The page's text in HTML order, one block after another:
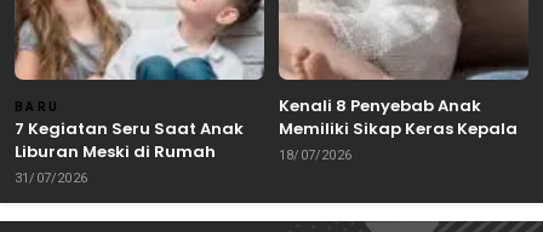
BARU
7 Kegiatan Seru Saat Anak
Liburan Meski di Rumah
31/07/2026
Kenali 8 Penyebab Anak
Memiliki Sikap Keras Kepala
18/07/2026